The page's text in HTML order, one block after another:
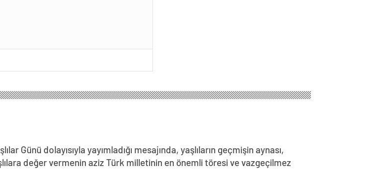
Günü dolayısıyla yayımladığı mesajında, yaşlıların geçmişin aynası,
değer vermenin aziz Türk milletinin en önemli töresi ve vazgeçilmez